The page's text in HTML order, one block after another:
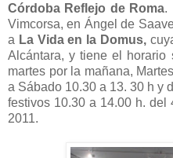
Córdoba Reflejo de Roma.
Vimcorsa, en Ángel de
a La Vida en la Domus,
Alcántara, y tiene el horario
martes por la mañana,
a Sábado 10.30 a 13. 30 h y
festivos 10.30 a 14.00 h.
2011.